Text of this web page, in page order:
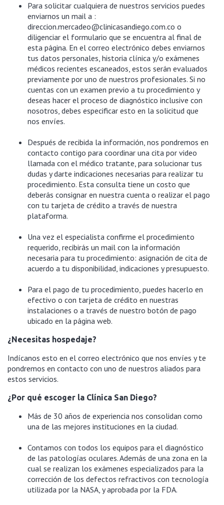
Para solicitar cualquiera de nuestros servicios puedes
enviarnos un mail a :
direccion.mercadeo@clinicasandiego.com.co o
diligenciar el formulario que se encuentra al final de
esta página. En el correo electrónico debes enviarnos
tus datos personales, historia clínica y/o exámenes
médicos recientes escaneados, estos serán evaluados
previamente por uno de nuestros profesionales. Si no
cuentas con un examen previo a tu procedimiento y
deseas hacer el proceso de diagnóstico inclusive con
nosotros, debes especificar esto en la solicitud que
nos envíes.
Después de recibida la información, nos pondremos en
contacto contigo para coordinar una cita por video
llamada con el médico tratante, para solucionar tus
dudas y darte indicaciones necesarias para realizar tu
procedimiento. Esta consulta tiene un costo que
deberás consignar en nuestra cuenta o realizar el pago
con tu tarjeta de crédito a través de nuestra
plataforma.
Una vez el especialista confirme el procedimiento
requerido, recibirás un mail con la información
necesaria para tu procedimiento: asignación de cita de
acuerdo a tu disponibilidad, indicaciones y presupuesto.
Para el pago de tu procedimiento, puedes hacerlo en
efectivo o con tarjeta de crédito en nuestras
instalaciones o a través de nuestro botón de pago
ubicado en la página web.
¿Necesitas hospedaje?
Indícanos esto en el correo electrónico que nos envíes y te
pondremos en contacto con uno de nuestros aliados para
estos servicios.
¿Por qué escoger la Clínica San Diego?
Más de 30 años de experiencia nos consolidan como
una de las mejores instituciones en la ciudad.
Contamos con todos los equipos para el diagnóstico
de las patologías oculares. Además de una zona en la
cual se realizan los exámenes especializados para la
corrección de los defectos refractivos con tecnología
utilizada por la NASA, y aprobada por la FDA.